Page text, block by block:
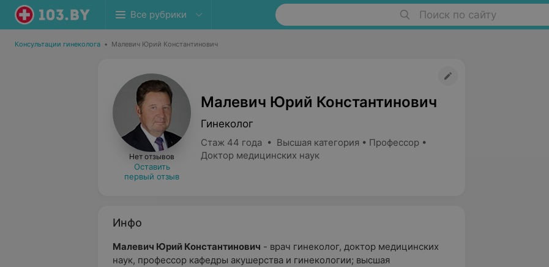
Все рубрики Поиск по сайту
Консультации гинеколога • Малевич Юрий Константинович
Нет отзывов
Оставить
первый отзыв
Малевич Юрий Константинович
Гинеколог
Стаж 44 года • Высшая категория • Профессор •
Доктор медицинских наук
Инфо
Малевич Юрий Константинович - врач гинеколог, доктор медицинских
наук, профессор кафедры акушерства и гинекологии; высшая